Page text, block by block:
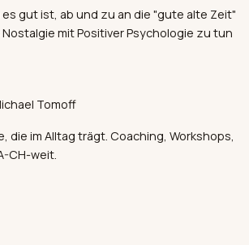
es gut ist, ab und zu an die "gute alte Zeit"
mit Positiver Psychologie zu tun
Tomoff
die im Alltag trägt. Coaching, Workshops,
CH-weit.